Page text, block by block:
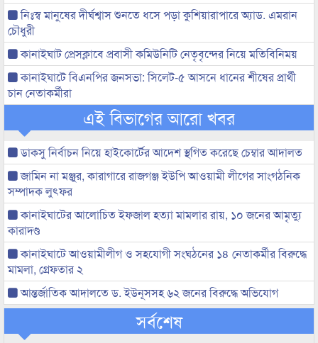
নিঃস্ব মানুষের দীর্ঘশ্বাস শুনতে ধসে পড়া কুশিয়ারাপারে অ্যাড. এমরান
চৌধুরী
কানাইঘাট প্রেসক্লাবে প্রবাসী কমিউনিটি নেতৃবৃন্দের নিয়ে মতিবিনিময়
কানাইঘাটে বিএনপির জনসভা: সিলেট-৫ আসনে ধানের শীষের প্রার্থী
চান নেতাকর্মীরা
এই বিভাগের আরো খবর
ডাকসু নির্বাচন নিয়ে হাইকোর্টের আদেশ স্থগিত করেছে চেম্বার আদালত
জামিন না মঞ্জুর, কারাগারে রাজগঞ্জ ইউপি আওয়ামী লীগের সাংগঠনিক
সম্পাদক লুৎফর
কানাইঘাটের আলোচিত ইফজাল হত্যা মামলার রায়, ১০ জনের আমৃত্যু
কারাদণ্ড
কানাইঘাটে আওয়ামীলীগ ও সহযোগী সংঘঠনের ১৪ নেতাকর্মীর বিরুদ্ধে
মামলা, গ্রেফতার ২
আন্তর্জাতিক আদালতে ড. ইউনূসসহ ৬২ জনের বিরুদ্ধে অভিযোগ
সর্বশেষ